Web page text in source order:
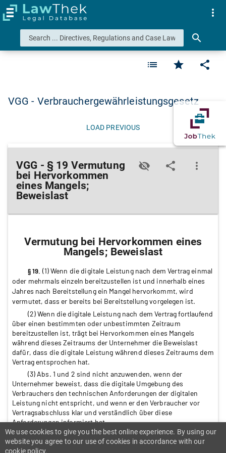
search
more_vert
list star share
VGG - Verbrauchergewährleistungsgesetz
LOAD PREVIOUS
VGG - § 19 Vermutung
bei Hervorkommen
eines Mangels;
Beweislast
visibility_off share more_vert
Vermutung bei Hervorkommen eines
Mangels; Beweislast
§ 19. (1) Wenn die digitale Leistung nach dem Vertrag einmal
oder mehrmals einzeln bereitzustellen ist und innerhalb eines
Jahres nach Bereitstellung ein Mangel hervorkommt, wird
vermutet, dass er bereits bei Bereitstellung vorgelegen ist.
(2) Wenn die digitale Leistung nach dem Vertrag fortlaufend
über einen bestimmten oder unbestimmten Zeitraum
bereitzustellen ist, trägt bei Hervorkommen eines Mangels
während dieses Zeitraums der Unternehmer die Beweislast
dafür, dass die digitale Leistung während dieses Zeitraums dem
Vertrag entsprochen hat.
(3) Abs. 1 und 2 sind nicht anzuwenden, wenn der
Unternehmer beweist, dass die digitale Umgebung des
Verbrauchers den technischen Anforderungen der digitalen
Leistung nicht entspricht, und wenn er den Verbraucher vor
Vertragsabschluss klar und verständlich über diese
Anforderungen informiert hat.
(4) Der Verbraucher hat zur Prüfung der Frage, ob ein als
Mangel erscheinender Fehler bei der Nutzung der digitalen
We use cookies to give you the best online experience. By using our
website you agree to our use of cookies in accordance with our
cookie policy.